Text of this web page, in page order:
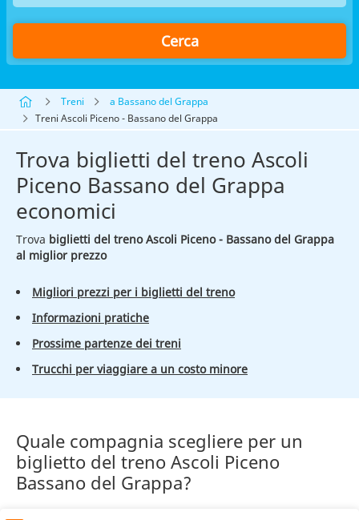
Cerca
Treni
a Bassano del Grappa
Treni Ascoli Piceno - Bassano del Grappa
Trova biglietti del treno Ascoli
Piceno Bassano del Grappa
economici
Trova biglietti del treno Ascoli Piceno - Bassano del Grappa
al miglior prezzo
Migliori prezzi per i biglietti del treno
Informazioni pratiche
Prossime partenze dei treni
Trucchi per viaggiare a un costo minore
Quale compagnia scegliere per un
biglietto del treno Ascoli Piceno
Bassano del Grappa?